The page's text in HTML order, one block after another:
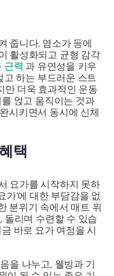
줍니다. 염소가 등에
활성화되고 균형 감각
근력 과 유연성을 키우
고 하는 부드러운 스트
만 더욱 효과적인 운동
얹고 움직이는 것과
시키면서 동시에 신체
택
요가를 시작하지 못하
가'에 대한 부담감을 없
분위기 속에서 매트 위
돌리며 수련할 수 있습
바로 요가 여정을 시
을 나누고, 웰빙과 기